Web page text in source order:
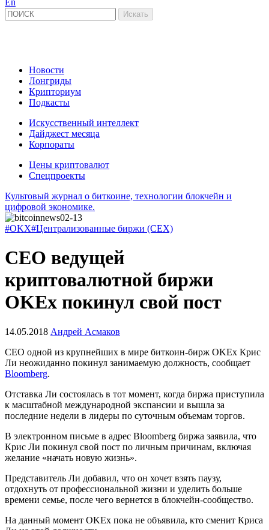
En
Новости
Лонгриды
Крипториум
Подкасты
Искусственный интеллект
Дайджест месяца
Корпораты
Цены криптовалют
Спецпроекты
Культовый журнал о биткоине, технологии блокчейн и
цифровой экономике.
#OKX#Централизованные биржи (CEX)
CEO ведущей
криптовалютной биржи
OKEx покинул свой пост
14.05.2018 Андрей Асмаков
CEO одной из крупнейших в мире биткоин-бирж OKEx Крис
Ли неожиданно покинул занимаемую должность, сообщает
Bloomberg.
Отставка Ли состоялась в тот момент, когда биржа приступила
к масштабной международной экспансии и вышла за
последние недели в лидеры по суточным объемам торгов.
В электронном письме в адрес Bloomberg биржа заявила, что
Крис Ли покинул свой пост по личным причинам, включая
желание «начать новую жизнь».
Представитель Ли добавил, что он хочет взять паузу,
отдохнуть от профессиональной жизни и уделить больше
времени семье, после чего вернется в блокчейн-сообщество.
На данный момент OKEx пока не объявила, кто сменит Криса